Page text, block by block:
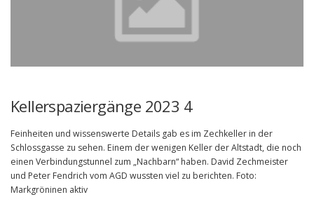
Kellerspaziergänge 2023 4
Feinheiten und wissenswerte Details gab es im Zechkeller in der
Schlossgasse zu sehen. Einem der wenigen Keller der Altstadt, die noch
einen Verbindungstunnel zum „Nachbarn“ haben. David Zechmeister
und Peter Fendrich vom AGD wussten viel zu berichten. Foto:
Markgröninen aktiv